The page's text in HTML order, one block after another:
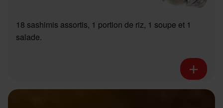
18 sashimis assortis, 1 portion de riz, 1 soupe et 1
salade.